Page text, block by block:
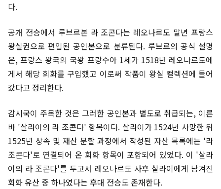
다.
공개 전승에서 루브르본 라 조콘다는 레오나르도 말년 프랑스
왕실권으로 편입된 공인본으로 분류된다. 루브르의 공식 설명
은, 프랑스 왕국의 국왕 프랑수아 1세가 1518년 레오나르도에
게서 해당 회화를 구입했고 이로써 작품이 왕실 컬렉션에 들어
갔다고 정리한다.
감시국이 주목한 것은 그러한 공인본과 별도로 취급되는, 이른
바 '살라이의 라 조콘다' 항목이다. 살라이가 1524년 사망한 뒤
1525년 상속 및 재산 분할 과정에서 작성된 자산 목록에는 '라
조콘다'로 연결되어 온 회화 항목이 포함되어 있었다. 이 '살라
이의 라 조콘다'를 두고서 레오나르도 사후 살라이에게 남겨진
회화 유산 중 하나였다는 후대 전승도 존재한다.